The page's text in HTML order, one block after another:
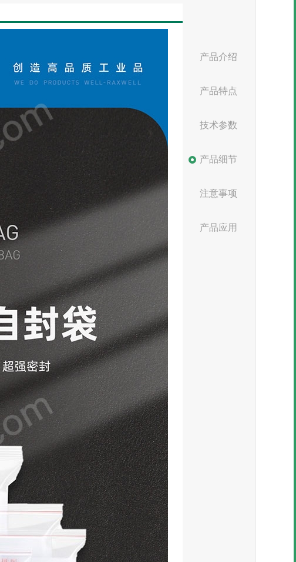
产品介绍
产品特点
技术参数
产品细节
注意事项
产品应用